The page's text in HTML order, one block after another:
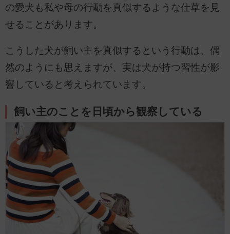
の愛犬も私や母の行動を真似するような仕草を見
せることがあります。
こうした犬が飼い主を真似するという行動は、偶
然のようにも思えますが、実は犬が持つ習性が影
響していると考えられています。
飼い主のことを日頃から観察している